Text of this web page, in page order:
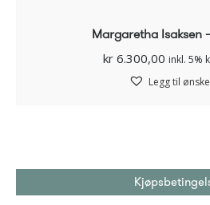
Margaretha Isaksen
kr 6.300,00 inkl. 5%
Legg til